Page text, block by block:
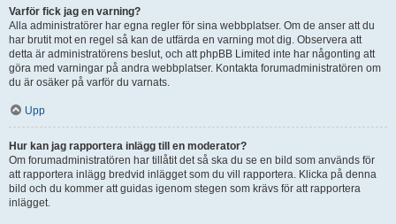
Varför fick jag en varning?
Alla administratörer har egna regler för sina webbplatser. Om de anser att du
har brutit mot en regel så kan de utfärda en varning mot dig. Observera att
detta är administratörens beslut, och att phpBB Limited inte har någonting att
göra med varningar på andra webbplatser. Kontakta forumadministratören om
du är osäker på varför du varnats.
Upp
Hur kan jag rapportera inlägg till en moderator?
Om forumadministratören har tillåtit det så ska du se en bild som används för
att rapportera inlägg bredvid inlägget som du vill rapportera. Klicka på denna
bild och du kommer att guidas igenom stegen som krävs för att rapportera
inlägget.